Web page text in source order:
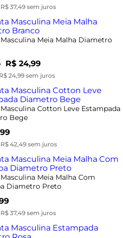
37,49 sem juros
Meia Malha Diametro
R$ 24,99
24,99 sem juros
Cotton Leve Estampada
Bege
42,49 sem juros
Meia Malha Com
Diametro Preto
37,49 sem juros